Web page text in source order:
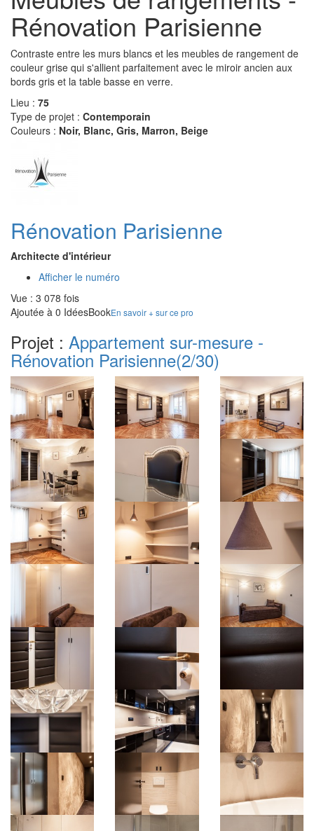
Rénovation Parisienne
Contraste entre les murs blancs et les meubles de rangement de
couleur grise qui s'allient parfaitement avec le miroir ancien aux
bords gris et la table basse en verre.
Lieu : 75
Type de projet : Contemporain
Couleurs : Noir, Blanc, Gris, Marron, Beige
Rénovation Parisienne
Architecte d'intérieur
Afficher le numéro
Vue : 3 078 fois
Ajoutée à 0 IdéesBookEn savoir + sur ce pro
Projet : Appartement sur-mesure -
Rénovation Parisienne(2/30)